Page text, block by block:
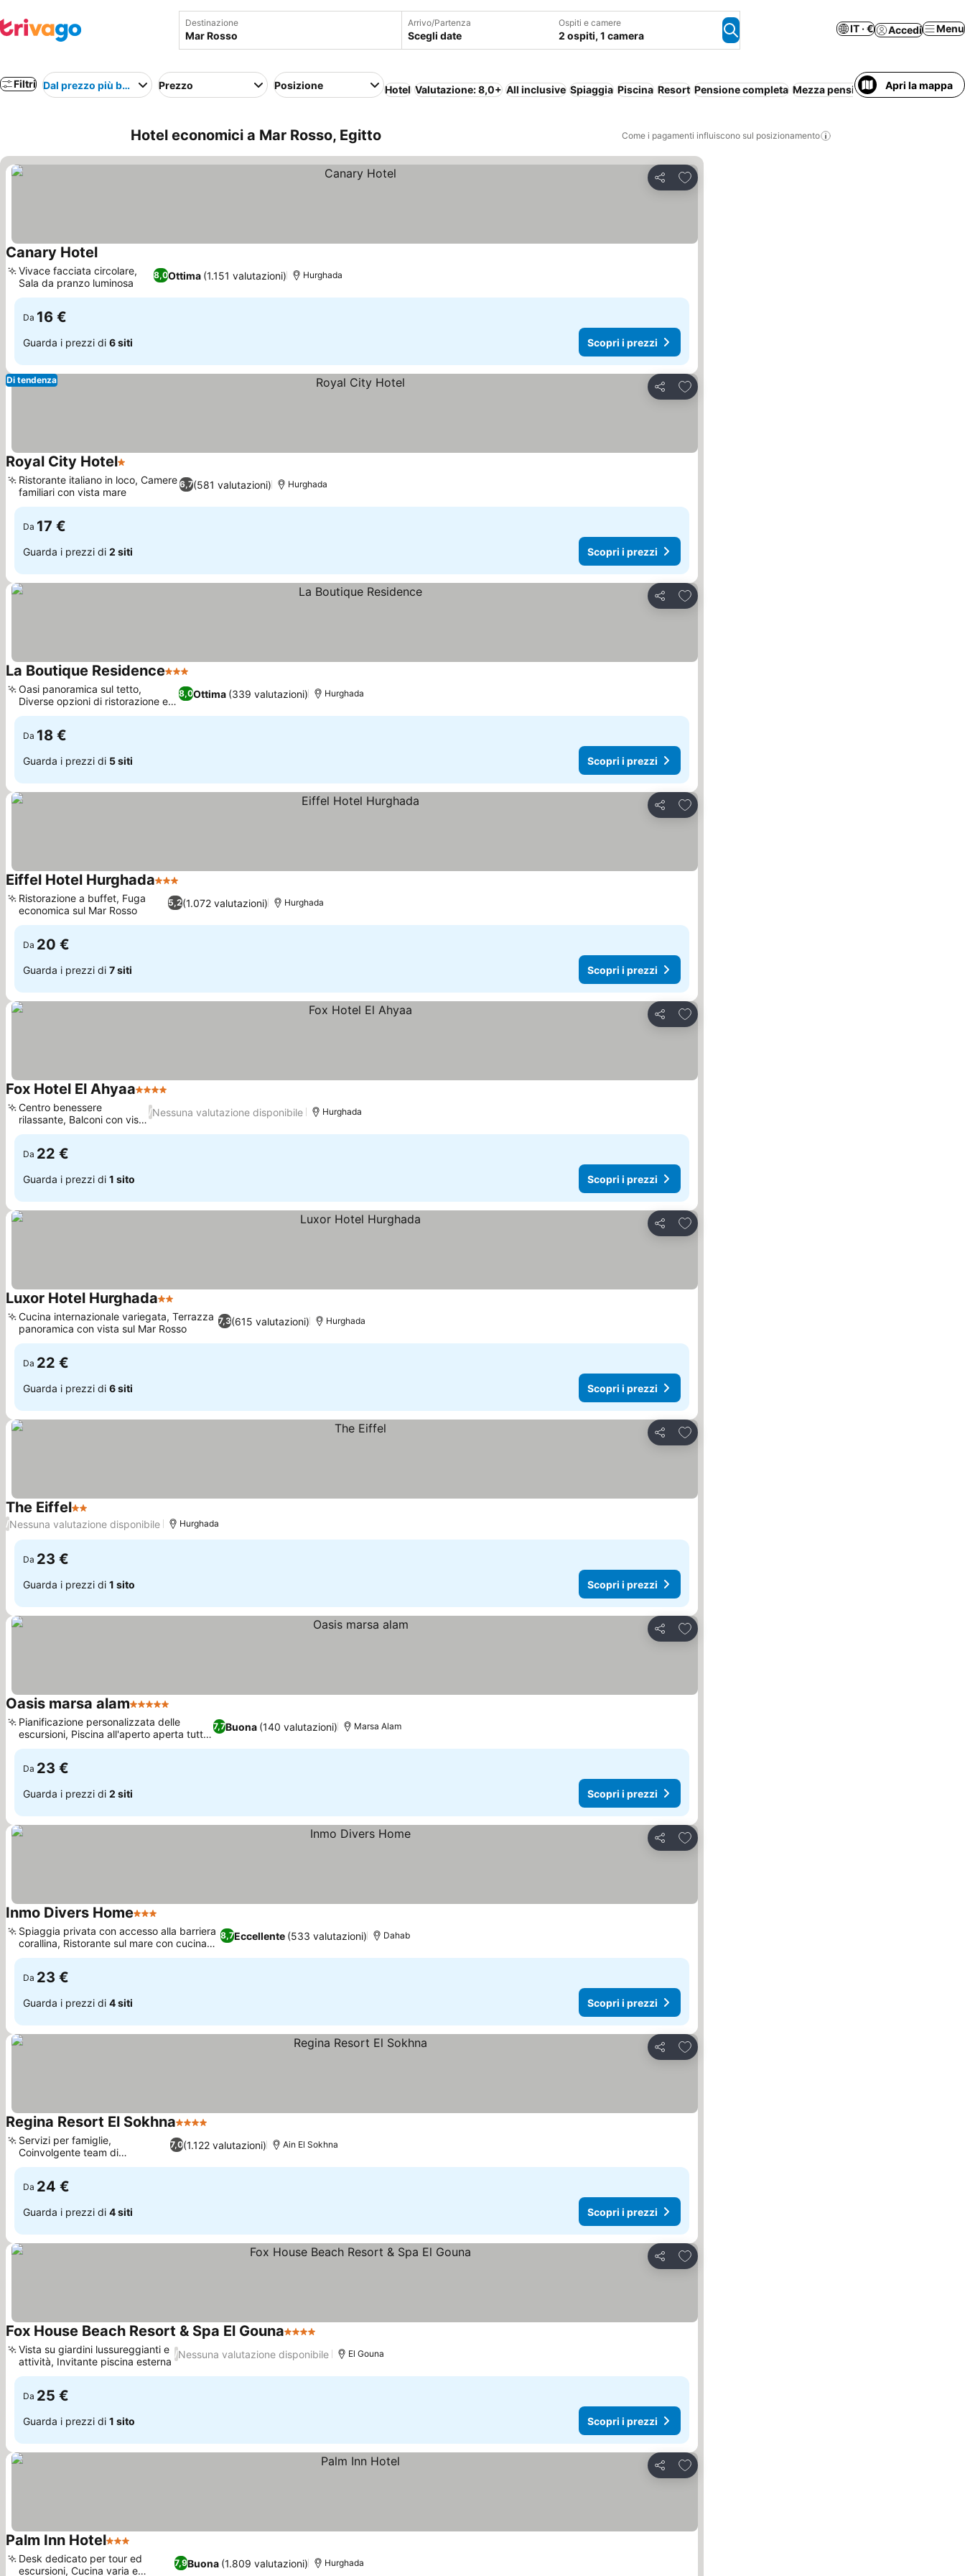
Destinazione Arrivo/Partenza
Scegli date
Ospiti e camere
2 ospiti, 1 camera
IT · € Accedi Menu
Filtri Dal prezzo più basso Prezzo Posizione Hotel Valutazione: 8,0+ All inclusive Spiaggia Piscina Resort Pensione completa Mezza pensione Lusso Coppie
Apri la mappa
Hotel economici a Mar Rosso, Egitto Come i pagamenti influiscono sul posizionamento
Condividi
Aggiungi ai preferiti
Canary HotelScopri i prezzi
8,0Ottima (1.151 valutazioni)
Vivace facciata circolare,
Sala da pranzo luminosa
Hurghada
Da 16 €
Guarda i prezzi di 6 siti Scopri i prezzi
Condividi
Aggiungi ai preferiti
Di tendenza
Royal City Hotel1 Stelle
6,7(581 valutazioni)
Ristorante italiano in loco, Camere
familiari con vista mare
Hurghada
Da 17 €
Guarda i prezzi di 2 siti Scopri i prezzi
Condividi
Aggiungi ai preferiti
La Boutique Residence3 Stelle
8,0Ottima (339 valutazioni)
Oasi panoramica sul tetto,
Diverse opzioni di ristorazione e
bar
Hurghada
Da 18 €
Guarda i prezzi di 5 siti Scopri i prezzi
Condividi
Aggiungi ai preferiti
Eiffel Hotel Hurghada3 Stelle
5,2(1.072 valutazioni)
Ristorazione a buffet, Fuga
economica sul Mar Rosso
Hurghada
Da 20 €
Guarda i prezzi di 7 siti Scopri i prezzi
Condividi
Aggiungi ai preferiti
Fox Hotel El Ahyaa4 Stelle
/Nessuna valutazione disponibile
Centro benessere
rilassante, Balconi con vista
città
Hurghada
Da 22 €
Guarda i prezzi di 1 sito Scopri i prezzi
Condividi
Aggiungi ai preferiti
Luxor Hotel Hurghada2 Stelle
7,3(615 valutazioni)
Cucina internazionale variegata, Terrazza
panoramica con vista sul Mar Rosso
Hurghada
Da 22 €
Guarda i prezzi di 6 siti Scopri i prezzi
Condividi
Aggiungi ai preferiti
The Eiffel2 Stelle
/Nessuna valutazione disponibile Hurghada
Da 23 €
Guarda i prezzi di 1 sito Scopri i prezzi
Condividi
Aggiungi ai preferiti
Oasis marsa alam5 Stelle
7,7Buona (140 valutazioni)
Pianificazione personalizzata delle
escursioni, Piscina all'aperto aperta tutto
l'anno
Marsa Alam
Da 23 €
Guarda i prezzi di 2 siti Scopri i prezzi
Condividi
Aggiungi ai preferiti
Inmo Divers Home3 Stelle
8,7Eccellente (533 valutazioni)
Spiaggia privata con accesso alla barriera
corallina, Ristorante sul mare con cucina
variegata
Dahab
Da 23 €
Guarda i prezzi di 4 siti Scopri i prezzi
Condividi
Aggiungi ai preferiti
Regina Resort El Sokhna4 Stelle
7,0(1.122 valutazioni)
Servizi per famiglie,
Coinvolgente team di
animazione
Ain El Sokhna
Da 24 €
Guarda i prezzi di 4 siti Scopri i prezzi
Condividi
Aggiungi ai preferiti
Fox House Beach Resort & Spa El Gouna4 Stelle
/Nessuna valutazione disponibile
Vista su giardini lussureggianti e
attività, Invitante piscina esterna
El Gouna
Da 25 €
Guarda i prezzi di 1 sito Scopri i prezzi
Condividi
Aggiungi ai preferiti
Palm Inn Hotel3 Stelle
7,9Buona (1.809 valutazioni)
Desk dedicato per tour ed
escursioni, Cucina varia e
Hurghada